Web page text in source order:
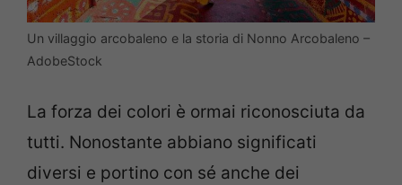
Un villaggio arcobaleno e la storia di Nonno Arcobaleno –
AdobeStock
La forza dei colori è ormai riconosciuta da
tutti. Nonostante abbiano significati
diversi e portino con sé anche dei